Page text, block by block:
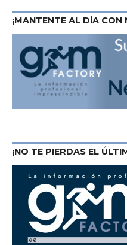
¡MANTENTE AL DÍA
¡NO TE PIERDAS EL